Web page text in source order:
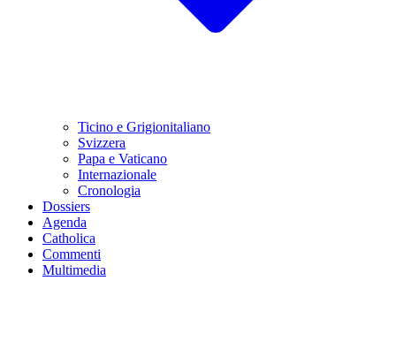
Ticino e Grigionitaliano
Svizzera
Papa e Vaticano
Internazionale
Cronologia
Dossiers
Agenda
Catholica
Commenti
Multimedia